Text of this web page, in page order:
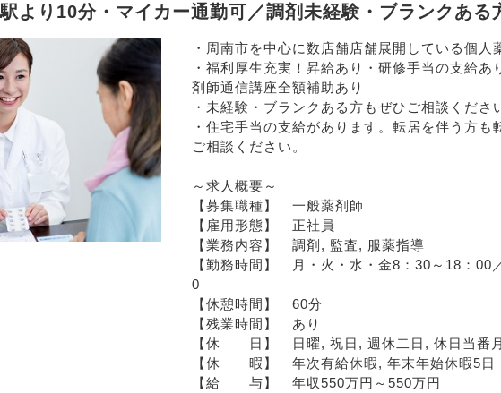
駅より10分・マイカー通勤可／調剤未経験・ブランクある
・周南市を中心に数店舗店舗展開している個人
・福利厚生充実！昇給あり・研修手当の支給
剤師通信講座全額補助あり
・未経験・ブランクある方もぜひご相談くださ
・住宅手当の支給があります。転居を伴う方
ご相談ください。
～求人概要～
【募集職種】　一般薬剤師
【雇用形態】　正社員
【業務内容】　調剤, 監査, 服薬指導
【勤務時間】　月・火・水・金8：30～18：
0
【休憩時間】　60分
【残業時間】　あり
【休　　日】　日曜, 祝日, 週休二日, 休日当番
【休　　暇】　年次有給休暇, 年末年始休暇5日
【給　　与】　年収550万円～550万円